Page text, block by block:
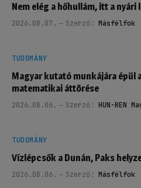
Nem elég a hőhullám, itt a nyári
2026.08.07. Szerző: Másfélfok
TUDOMÁNY
Magyar kutató munkájára épül
matematikai áttörése
2026.08.06. Szerző: HUN-REN
TUDOMÁNY
Vízlépcsők a Dunán, Paks
2026.08.06. Szerző: Másfélfok